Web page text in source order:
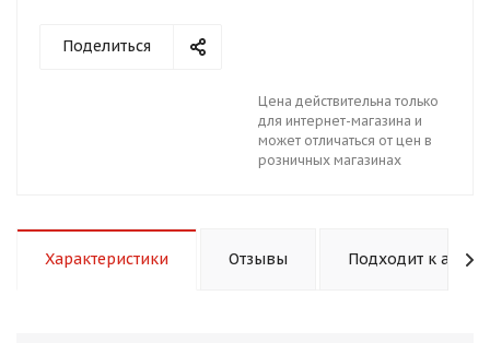
Поделиться
Цена действительна только
для интернет-магазина и
может отличаться от цен в
розничных магазинах
Характеристики Отзывы Подходит к авто